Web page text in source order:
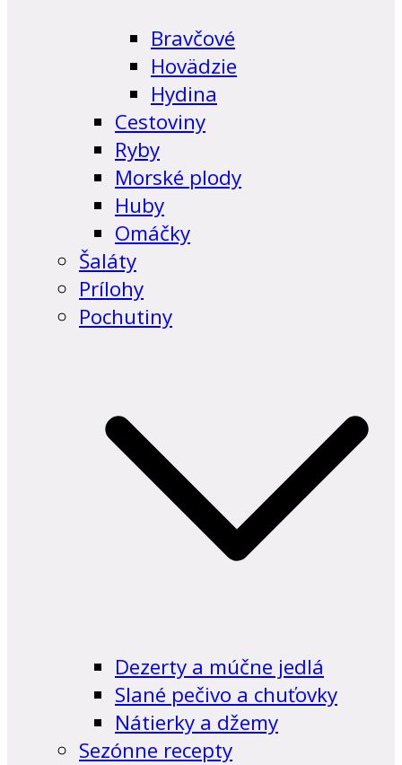
Bravčové
Hovädzie
Hydina
Cestoviny
Ryby
Morské plody
Huby
Omáčky
Šaláty
Prílohy
Pochutiny
Dezerty a múčne jedlá
Slané pečivo a chuťovky
Nátierky a džemy
Sezónne recepty